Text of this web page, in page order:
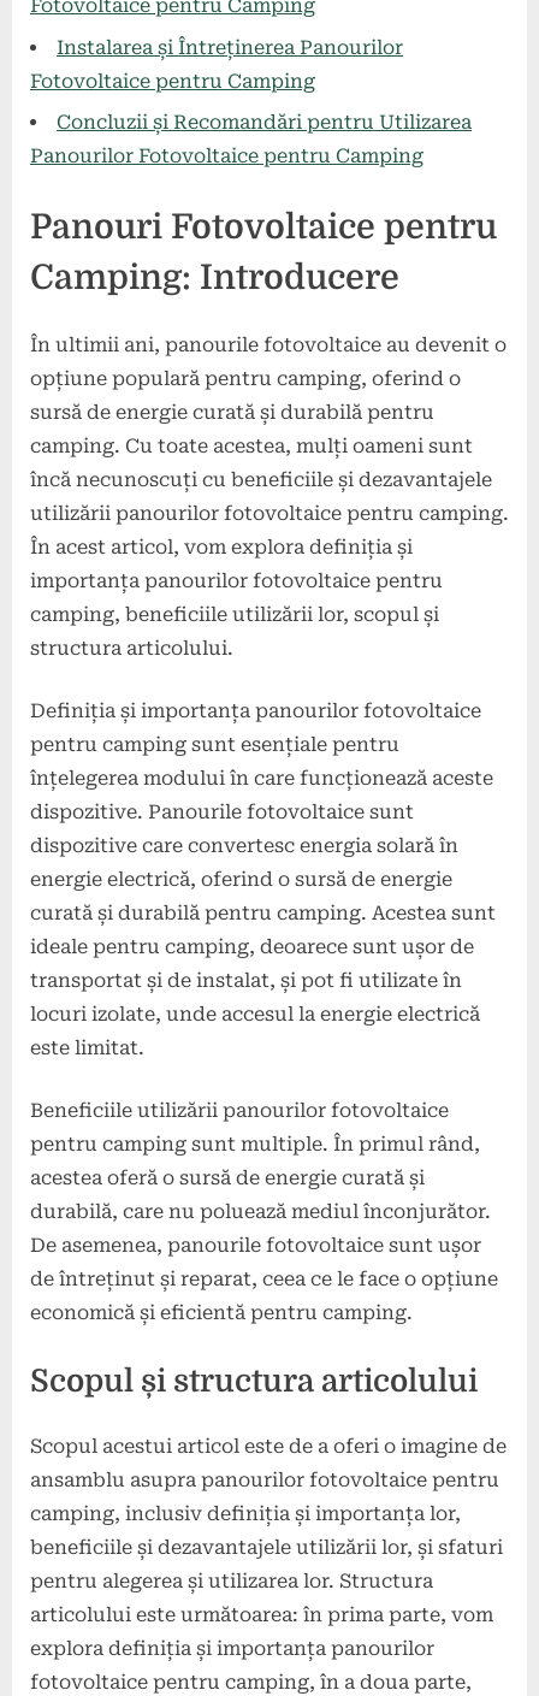
Fotovoltaice pentru Camping
Instalarea și Întreținerea Panourilor
Fotovoltaice pentru Camping
Concluzii și Recomandări pentru Utilizarea
Panourilor Fotovoltaice pentru Camping
Panouri Fotovoltaice pentru
Camping: Introducere
În ultimii ani, panourile fotovoltaice au devenit o
opțiune populară pentru camping, oferind o
sursă de energie curată și durabilă pentru
camping. Cu toate acestea, mulți oameni sunt
încă necunoscuți cu beneficiile și dezavantajele
utilizării panourilor fotovoltaice pentru camping.
În acest articol, vom explora definiția și
importanța panourilor fotovoltaice pentru
camping, beneficiile utilizării lor, scopul și
structura articolului.
Definiția și importanța panourilor fotovoltaice
pentru camping sunt esențiale pentru
înțelegerea modului în care funcționează aceste
dispozitive. Panourile fotovoltaice sunt
dispozitive care convertesc energia solară în
energie electrică, oferind o sursă de energie
curată și durabilă pentru camping. Acestea sunt
ideale pentru camping, deoarece sunt ușor de
transportat și de instalat, și pot fi utilizate în
locuri izolate, unde accesul la energie electrică
este limitat.
Beneficiile utilizării panourilor fotovoltaice
pentru camping sunt multiple. În primul rând,
acestea oferă o sursă de energie curată și
durabilă, care nu poluează mediul înconjurător.
De asemenea, panourile fotovoltaice sunt ușor
de întreținut și reparat, ceea ce le face o opțiune
economică și eficientă pentru camping.
Scopul și structura articolului
Scopul acestui articol este de a oferi o imagine de
ansamblu asupra panourilor fotovoltaice pentru
camping, inclusiv definiția și importanța lor,
beneficiile și dezavantajele utilizării lor, și sfaturi
pentru alegerea și utilizarea lor. Structura
articolului este următoarea: în prima parte, vom
explora definiția și importanța panourilor
fotovoltaice pentru camping, în a doua parte,